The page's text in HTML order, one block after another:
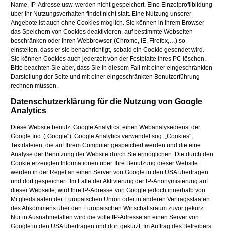
Name, IP-Adresse usw. werden nicht gespeichert. Eine Einzelprofilbildung
über Ihr Nutzungsverhalten findet nicht statt. Eine Nutzung unserer
Angebote ist auch ohne Cookies möglich. Sie können in Ihrem Browser
das Speichern von Cookies deaktivieren, auf bestimmte Webseiten
beschränken oder Ihren Webbrowser (Chrome, IE, Firefox,…) so
einstellen, dass er sie benachrichtigt, sobald ein Cookie gesendet wird.
Sie können Cookies auch jederzeit von der Festplatte ihres PC löschen.
Bitte beachten Sie aber, dass Sie in diesem Fall mit einer eingeschränkten
Darstellung der Seite und mit einer eingeschränkten Benutzerführung
rechnen müssen.
Datenschutzerklärung für die Nutzung von Google
Analytics
Diese Website benutzt Google Analytics, einen Webanalysedienst der
Google Inc. („Google"). Google Analytics verwendet sog. „Cookies",
Textdateien, die auf Ihrem Computer gespeichert werden und die eine
Analyse der Benutzung der Website durch Sie ermöglichen. Die durch den
Cookie erzeugten Informationen über Ihre Benutzung dieser Website
werden in der Regel an einen Server von Google in den USA übertragen
und dort gespeichert. Im Falle der Aktivierung der IP-Anonymisierung auf
dieser Webseite, wird Ihre IP-Adresse von Google jedoch innerhalb von
Mitgliedstaaten der Europäischen Union oder in anderen Vertragsstaaten
des Abkommens über den Europäischen Wirtschaftsraum zuvor gekürzt.
Nur in Ausnahmefällen wird die volle IP-Adresse an einen Server von
Google in den USA übertragen und dort gekürzt. Im Auftrag des Betreibers